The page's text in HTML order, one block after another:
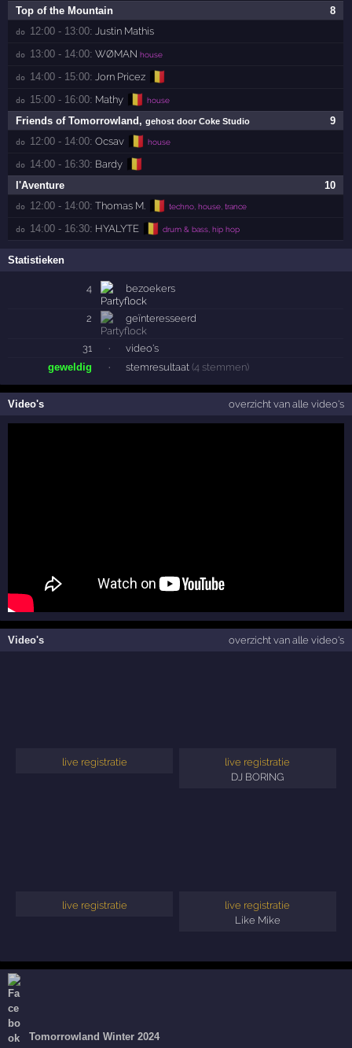
8
Top of the Mountain
do 12:00 - 13:00: Justin Mathis
do 13:00 - 14:00: WØMAN house
do 14:00 - 15:00: Jorn Pricez 🇧🇪
do 15:00 - 16:00: Mathy 🇧🇪 house
9
Friends of Tomorrowland,gehost door Coke Studio
do 12:00 - 14:00: Ocsav 🇧🇪 house
do 14:00 - 16:30: Bardy 🇧🇪
10
l'Aventure
do 12:00 - 14:00: Thomas M. 🇧🇪 techno, house, trance
do 14:00 - 16:30: HYALYTE 🇧🇪 drum & bass, hip hop
Statistieken
4 bezoekers
2 geïnteresseerd
31 ·
video's
geweldig
· stemresultaat (4 stemmen)
Video's overzicht van alle video's
Video's overzicht van alle video's
live registratie
live registratie
DJ BORING
live registratie
live registratie
Like Mike
Tomorrowland Winter 2024